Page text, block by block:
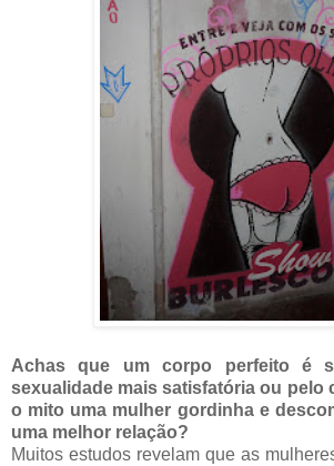
Achas que um corpo perfeito é
sexualidade mais satisfatória ou pelo
o mito uma mulher gordinha e
uma melhor relação?
Muitos estudos revelam que as